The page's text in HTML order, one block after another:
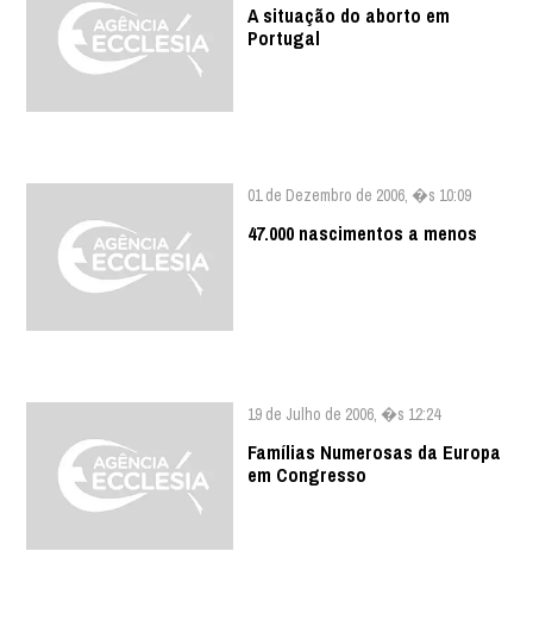
A situação do aborto em
Portugal
01 de Dezembro de 2006, �s 10:09
47.000 nascimentos a menos
19 de Julho de 2006, �s 12:24
Famílias Numerosas da Europa
em Congresso